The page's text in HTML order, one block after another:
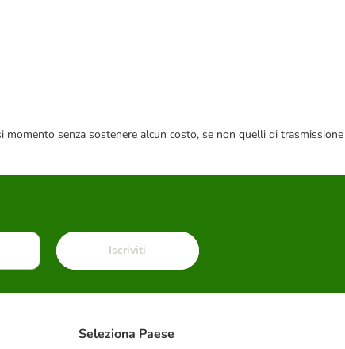
senza sostenere alcun costo, se non quelli di trasmissione
Iscriviti
Seleziona Paese